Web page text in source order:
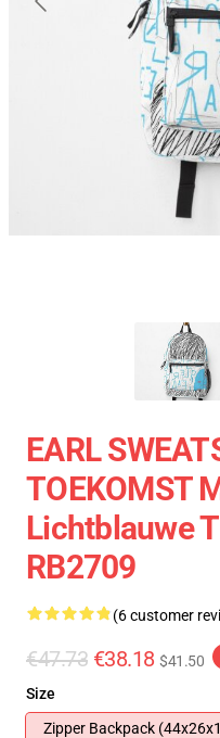
EARL
TOEKOMST
Lichtblauwe
RB2709
(6 customer
€47.73 €38.18 $41.50
Size
Zipper Backpack